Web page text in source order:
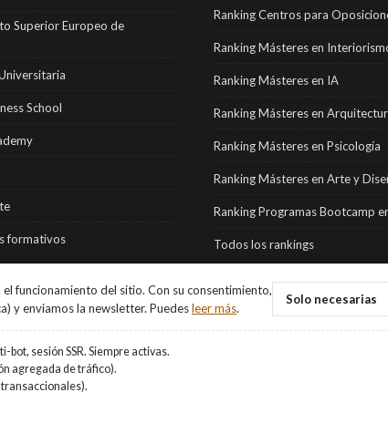
Superior Europeo de
School
formativos
Ranking Centros para
Ranking Másteres en
Ranking Másteres en IA
Ranking Másteres en
Ranking Másteres en Psicología
Ranking Másteres en Arte y
Ranking Programas Bootcamp
Todos los rankings
funcionamiento del sitio. Con su consentimiento,
y enviamos la newsletter. Puedesleer más.
Solo necesarias
bot, sesión SSR. Siempre activas.
agregada de tráfico).